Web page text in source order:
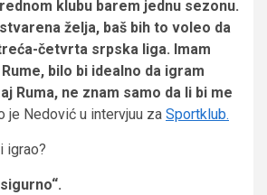
klubu barem jednu sezonu.
želja, baš bih to voleo da
četvrta srpska liga. Imam
bilo bi idealno da igram
Ruma, ne znam samo da li bi me
je Nedović u intervjuu za Sportklub.
igrao?